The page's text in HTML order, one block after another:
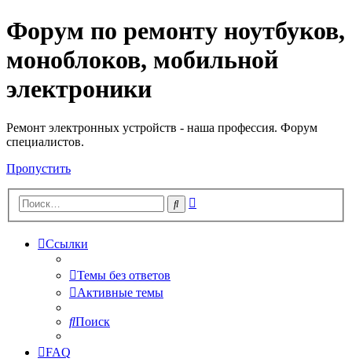
Регистрация
Форум по ремонту ноутбуков,
моноблоков, мобильной
электроники
Ремонт электронных устройств - наша профессия. Форум
специалистов.
Пропустить
Поиск
Ссылки
Темы без ответов
Активные темы
Поиск
FAQ